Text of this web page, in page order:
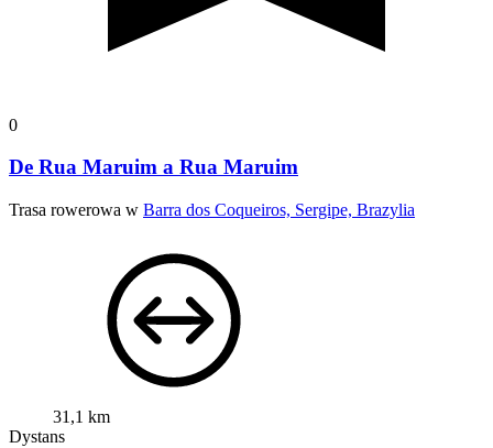
0
De Rua Maruim a Rua Maruim
Trasa rowerowa w Barra dos Coqueiros, Sergipe, Brazylia
31,1 km
Dystans